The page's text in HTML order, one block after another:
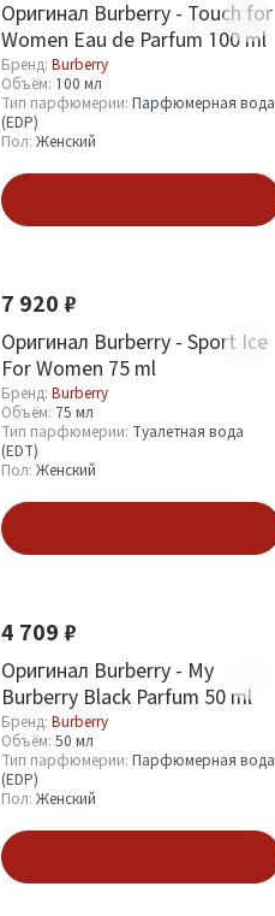
Оригинал Burberry - Touch for
Women Eau de Parfum 100 ml
Бренд: Burberry
Объём: 100 мл
Тип парфюмерии: Парфюмерная вода
(EDP)
Пол: Женский
7 920 ₽
Оригинал Burberry - Sport Ice
For Women 75 ml
Бренд: Burberry
Объём: 75 мл
Тип парфюмерии: Туалетная вода
(EDT)
Пол: Женский
4 709 ₽
Оригинал Burberry - My
Burberry Black Parfum 50 ml
Бренд: Burberry
Объём: 50 мл
Тип парфюмерии: Парфюмерная вода
(EDP)
Пол: Женский